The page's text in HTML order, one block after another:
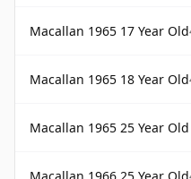
Macallan 1965 17 Year Old
Macallan 1965 18 Year Old
Macallan 1965 25 Year